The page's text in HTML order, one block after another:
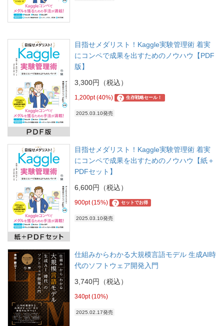
目指せメダリスト！Kaggle実験管理術 着実
にコンペで成果を出すためのノウハウ【PDF
版】
3,300円（税込）
1,200pt (40%) ? 生存戦略セール！
2025.03.10発売
目指せメダリスト！Kaggle実験管理術 着実
にコンペで成果を出すためのノウハウ【紙＋
PDFセット】
6,600円（税込）
900pt (15%) ? セットでお得
2025.03.10発売
仕組みからわかる大規模言語モデル 生成AI時
代のソフトウェア開発入門
3,740円（税込）
340pt (10%)
2025.02.17発売